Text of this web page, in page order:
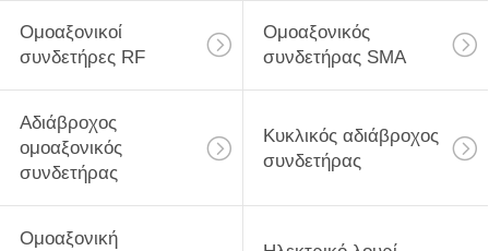
Ομοαξονικοί
συνδετήρες RF
Ομοαξονικός
συνδετήρας SMA
Αδιάβροχος
ομοαξονικός
συνδετήρας
Κυκλικός αδιάβροχος
συνδετήρας
Ομοαξονική